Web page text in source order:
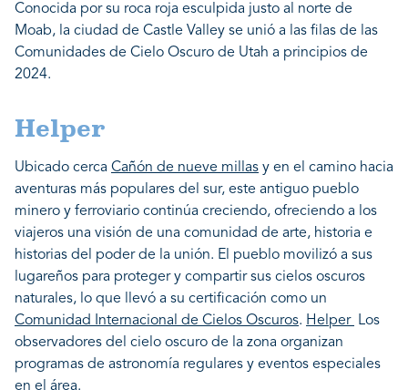
Conocida por su roca roja esculpida justo al norte de
Moab, la ciudad de Castle Valley se unió a las filas de las
Comunidades de Cielo Oscuro de Utah a principios de
2024.
Helper
Ubicado cerca Cañón de nueve millas y en el camino hacia
aventuras más populares del sur, este antiguo pueblo
minero y ferroviario continúa creciendo, ofreciendo a los
viajeros una visión de una comunidad de arte, historia e
historias del poder de la unión. El pueblo movilizó a sus
lugareños para proteger y compartir sus cielos oscuros
naturales, lo que llevó a su certificación como un
Comunidad Internacional de Cielos Oscuros. Helper Los
observadores del cielo oscuro de la zona organizan
programas de astronomía regulares y eventos especiales
en el área.